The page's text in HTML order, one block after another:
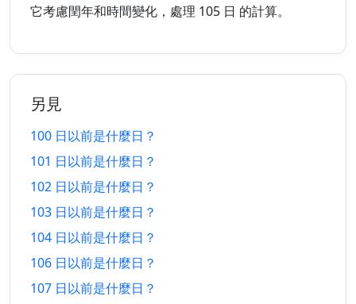
以前
6/5/2026
以後
12/11/2026
96 日
以前
96 日
以後
97 日
以前
98 日
以前
3/5/2026
99 日
以前
100 日
以前
1/5/2026
它考慮閏年和時間變化，處理 105 日 的計算。
另見
100 日以前是什麼日？
101 日以前是什麼日？
102 日以前是什麼日？
103 日以前是什麼日？
104 日以前是什麼日？
106 日以前是什麼日？
107 日以前是什麼日？